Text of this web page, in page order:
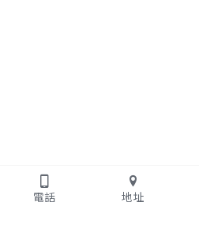
電話 地址